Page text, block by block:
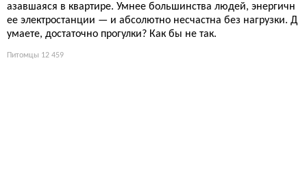
азавшаяся в квартире. Умнее большинства людей, энергичн
ее электростанции — и абсолютно несчастна без нагрузки. Д
умаете, достаточно прогулки? Как бы не так.
Питомцы 12 459